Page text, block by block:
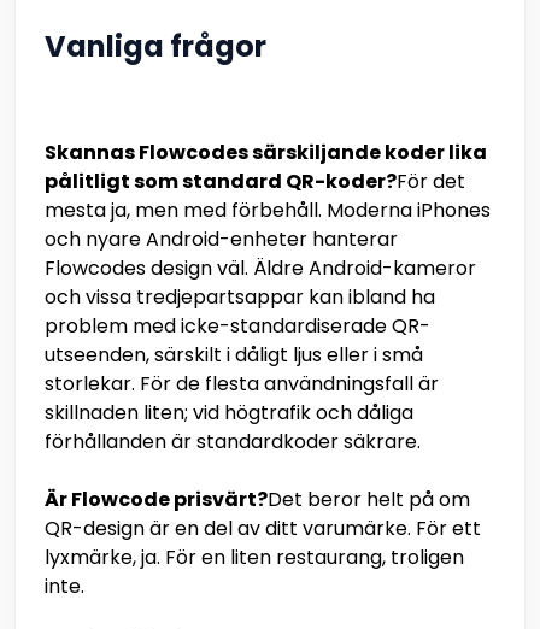
Vanliga frågor
Skannas Flowcodes särskiljande koder lika
pålitligt som standard QR-koder?För det
mesta ja, men med förbehåll. Moderna iPhones
och nyare Android-enheter hanterar
Flowcodes design väl. Äldre Android-kameror
och vissa tredjepartsappar kan ibland ha
problem med icke-standardiserade QR-
utseenden, särskilt i dåligt ljus eller i små
storlekar. För de flesta användningsfall är
skillnaden liten; vid högtrafik och dåliga
förhållanden är standardkoder säkrare.
Är Flowcode prisvärt?Det beror helt på om
QR-design är en del av ditt varumärke. För ett
lyxmärke, ja. För en liten restaurang, troligen
inte.